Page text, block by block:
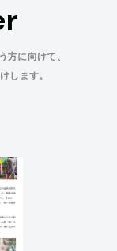
方に向けて、
します。